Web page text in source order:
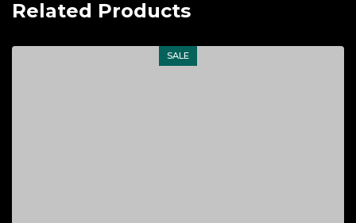
Related Products
SALE